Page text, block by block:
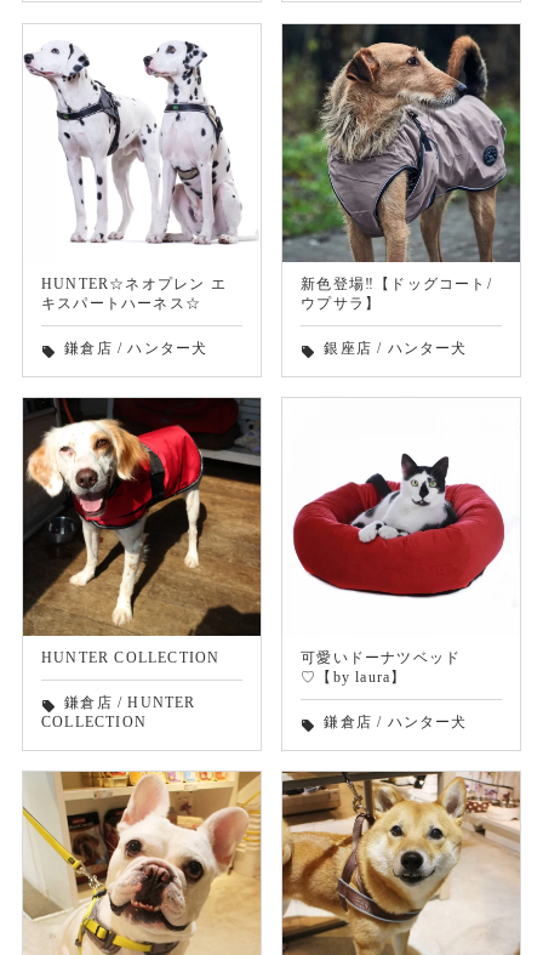
HUNTER☆ネオプレン エ
キスパートハーネス☆
local_offer 鎌倉店 /ハンター犬
新色登場‼︎【ドッグコート/
ウプサラ】
local_offer 銀座店 / ハンター犬
HUNTER COLLECTION
local_offer 鎌倉店 /HUNTER
COLLECTION
可愛いドーナツベッド
♡【by laura】
local_offer 鎌倉店 / ハンター犬